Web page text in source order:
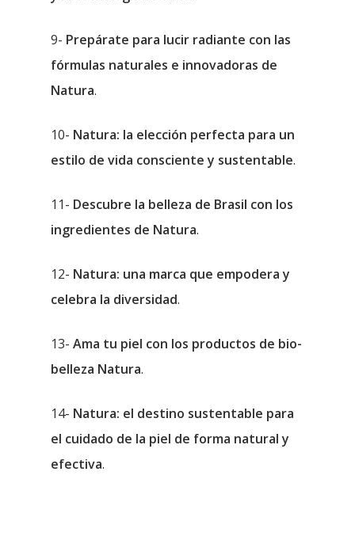
9- Prepárate para lucir radiante con las
fórmulas naturales e innovadoras de
Natura.
10- Natura: la elección perfecta para un
estilo de vida consciente y sustentable.
11- Descubre la belleza de Brasil con los
ingredientes de Natura.
12- Natura: una marca que empodera y
celebra la diversidad.
13- Ama tu piel con los productos de bio-
belleza Natura.
14- Natura: el destino sustentable para
el cuidado de la piel de forma natural y
efectiva.